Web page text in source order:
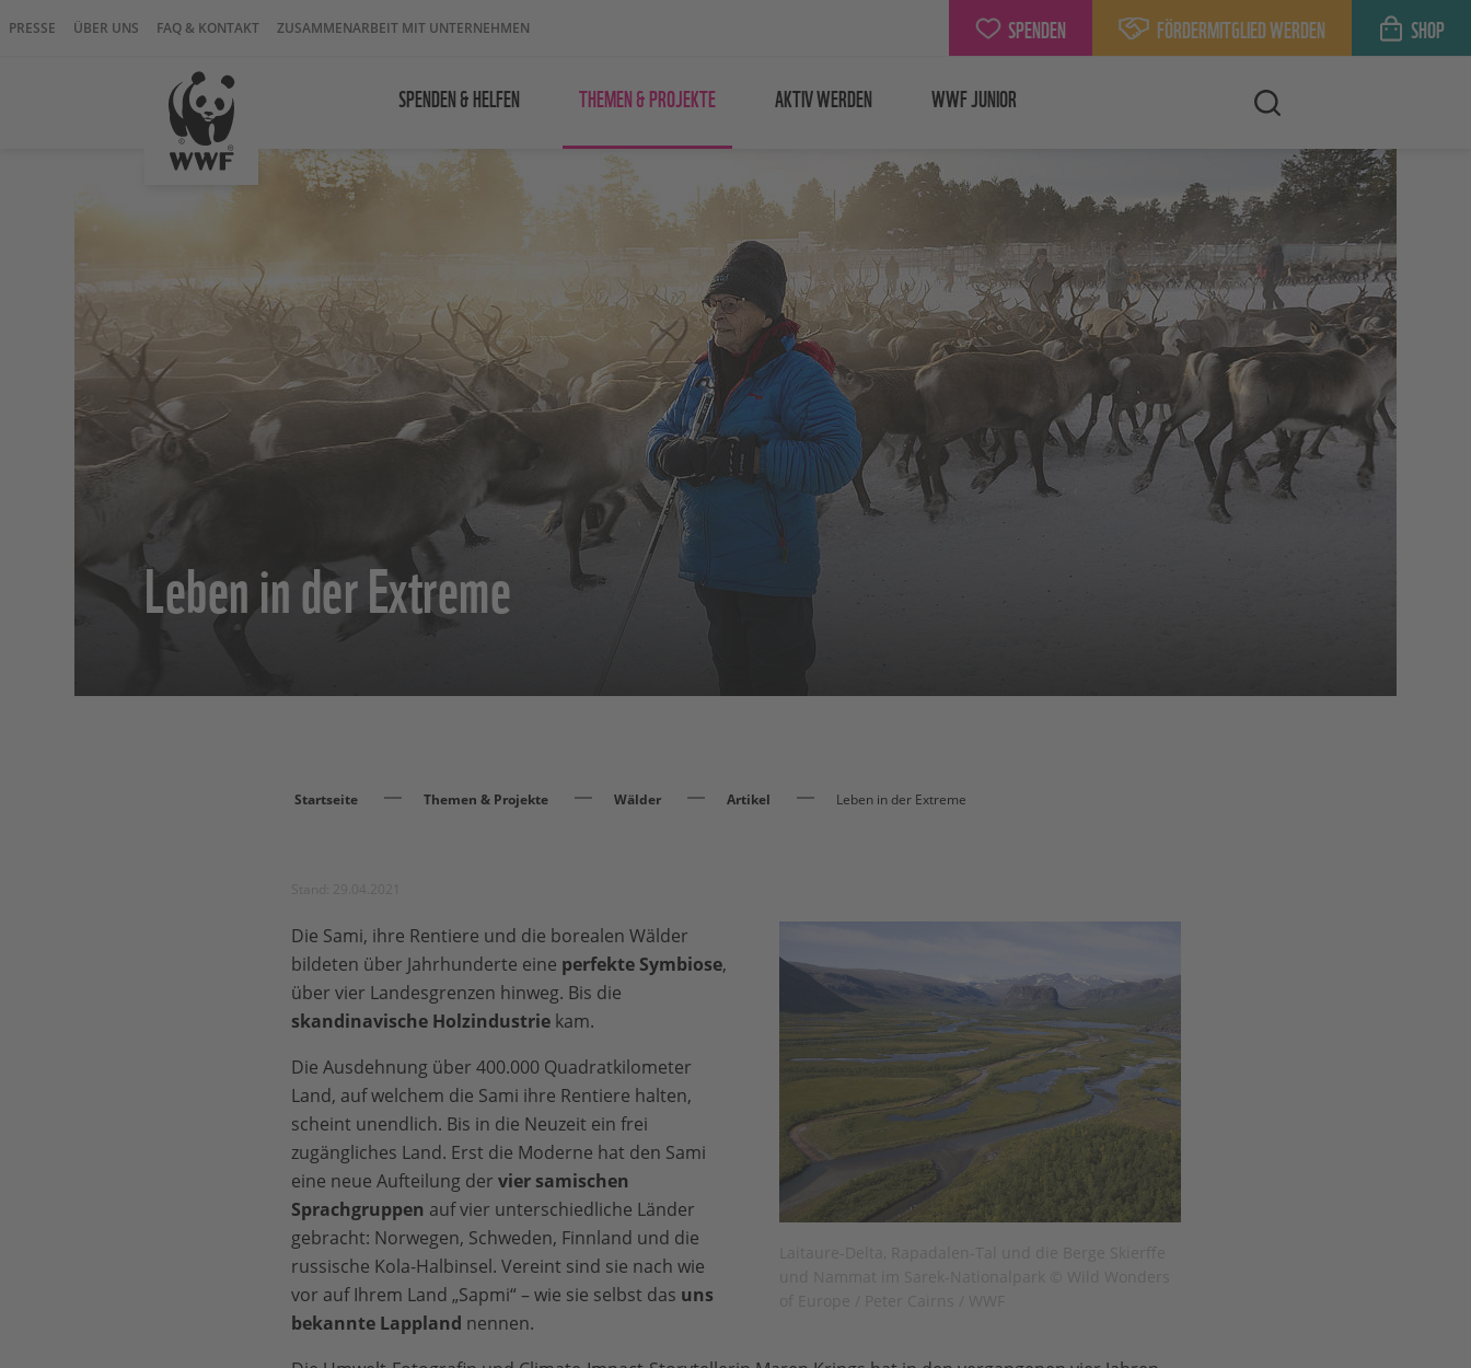
PRESSE ÜBER UNS FAQ & KONTAKT ZUSAMMENARBEIT MIT UNTERNEHMEN SPENDEN FÖRDERMITGLIED WERDEN SHOP
SPENDEN & HELFEN THEMEN & PROJEKTE AKTIV WERDEN WWF JUNIOR
Leben in der Extreme
Startseite Themen & Projekte Wälder Artikel Leben in der Extreme
Die Sami, ihre Rentiere und die borealen Wälder
bildeten über Jahrhunderte eine perfekte Symbiose,
über vier Landesgrenzen hinweg. Bis die
skandinavische Holzindustriekam.
Die Ausdehnung über 400.000 Quadratkilometer
Land, auf welchem die Sami ihre Rentiere halten,
scheint unendlich. Bis in die Neuzeit ein frei
zugängliches Land. Erst die Moderne hat den Sami
eine neue Aufteilung der vier samischen
Sprachgruppen auf vier unterschiedliche Länder
gebracht: Norwegen, Schweden, Finnland und die
russische Kola-Halbinsel. Vereint sind sie nach wie
vor auf Ihrem Land „Sapmi“ – wie sie selbst das uns
bekannte Lappland nennen.